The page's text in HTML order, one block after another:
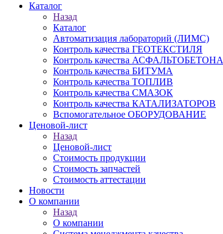
Каталог
Назад
Каталог
Автоматизация лабораторий (ЛИМС)
Контроль качества ГЕОТЕКСТИЛЯ
Контроль качества АСФАЛЬТОБЕТОНА
Контроль качества БИТУМА
Контроль качества ТОПЛИВ
Контроль качества СМАЗОК
Контроль качества КАТАЛИЗАТОРОВ
Вспомогательное ОБОРУДОВАНИЕ
Ценовой-лист
Назад
Ценовой-лист
Стоимость продукции
Стоимость запчастей
Стоимость аттестации
Новости
О компании
Назад
О компании